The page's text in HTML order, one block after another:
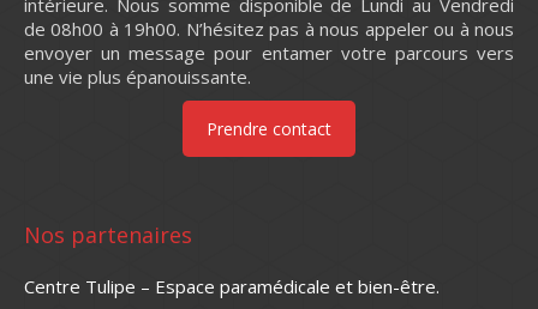
intérieure. Nous somme disponible de Lundi au Vendredi
de 08h00 à 19h00. N’hésitez pas à nous appeler ou à nous
envoyer un message pour entamer votre parcours vers
une vie plus épanouissante.
Prendre contact
Nos partenaires
Centre Tulipe – Espace paramédicale et bien-être.